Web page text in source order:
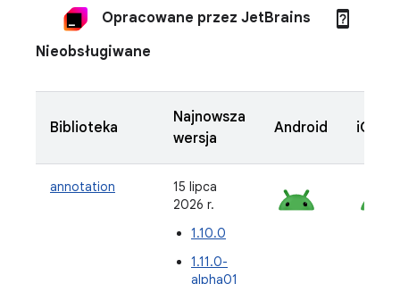
Opracowane przez JetBrains device_unknown
Nieobsługiwane
Biblioteka
Najnowsza
wersja
Android iOS
annotation
15 lipca
2026 r.
1.10.0
1.11.0-
alpha01